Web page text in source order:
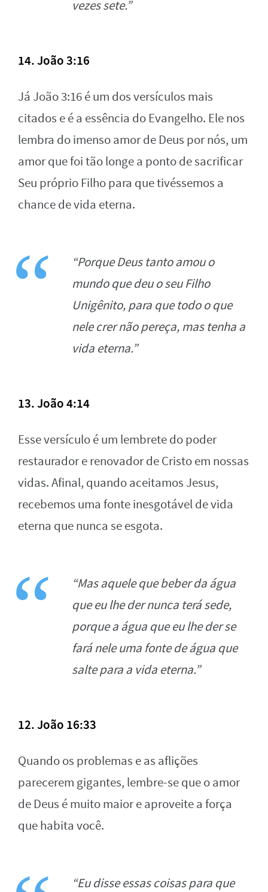
vezes sete.”
14. João 3:16
Já João 3:16 é um dos versículos mais
citados e é a essência do Evangelho. Ele nos
lembra do imenso amor de Deus por nós, um
amor que foi tão longe a ponto de sacrificar
Seu próprio Filho para que tivéssemos a
chance de vida eterna.
“Porque Deus tanto amou o
mundo que deu o seu Filho
Unigênito, para que todo o que
nele crer não pereça, mas tenha a
vida eterna.”
13. João 4:14
Esse versículo é um lembrete do poder
restaurador e renovador de Cristo em nossas
vidas. Afinal, quando aceitamos Jesus,
recebemos uma fonte inesgotável de vida
eterna que nunca se esgota.
“Mas aquele que beber da água
que eu lhe der nunca terá sede,
porque a água que eu lhe der se
fará nele uma fonte de água que
salte para a vida eterna.”
12. João 16:33
Quando os problemas e as aflições
parecerem gigantes, lembre-se que o amor
de Deus é muito maior e aproveite a força
que habita você.
“Eu disse essas coisas para que